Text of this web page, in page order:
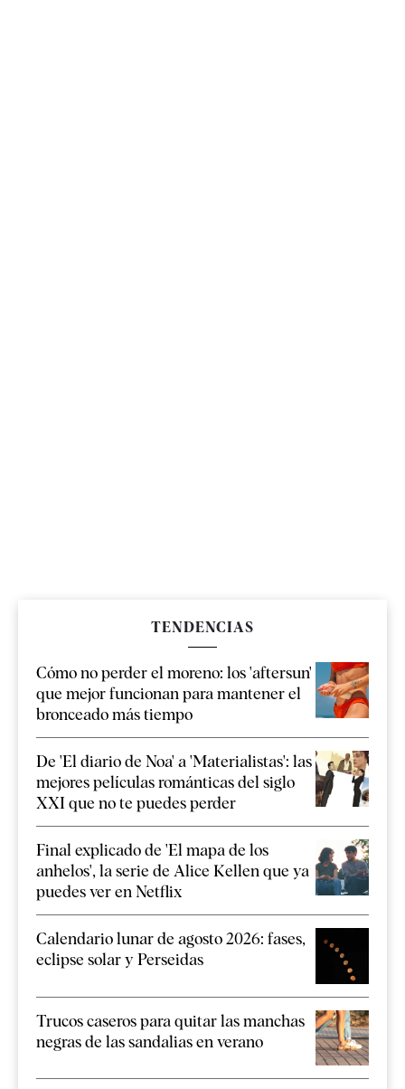
TENDENCIAS
Cómo no perder el moreno: los 'aftersun'
que mejor funcionan para mantener el
bronceado más tiempo
De 'El diario de Noa' a 'Materialistas': las
mejores películas románticas del siglo
XXI que no te puedes perder
Final explicado de 'El mapa de los
anhelos', la serie de Alice Kellen que ya
puedes ver en Netflix
Calendario lunar de agosto 2026: fases,
eclipse solar y Perseidas
Trucos caseros para quitar las manchas
negras de las sandalias en verano